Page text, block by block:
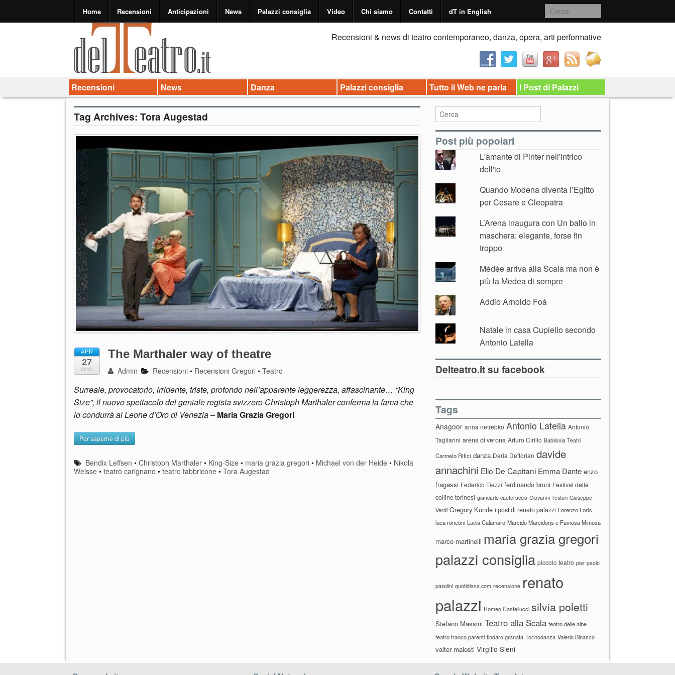
Home Recensioni Anticipazioni News Palazzi consiglia Video Chi siamo Contatti dT in English
Recensioni & news di teatro contemporaneo, danza, opera, arti performative
Recensioni News Danza Palazzi consiglia Tutto il Web ne parla I Post di Palazzi
Tag Archives: Tora Augestad
APR
27
2015
The Marthaler way of theatre
Admin Recensioni • Recensioni Gregori •Teatro
Surreale, provocatorio, irridente, triste, profondo nell’apparente leggerezza, affascinante… “King
Size”, il nuovo spettacolo del geniale regista svizzero Christoph Marthaler conferma la fama che
lo condurrà al Leone d’Oro di Venezia– Maria Grazia Gregori
Per saperne di più
Bendix Leffsen •Christoph Marthaler • King-Size • maria grazia gregori • Michael von der Heide • Nikola
Weisse • teatro carignano • teatro fabbricone • Tora Augestad
Post più popolari
L'amante di Pinter nell'intrico
dell'io
Quando Modena diventa l’Egitto
per Cesare e Cleopatra
L’Arena inaugura con Un ballo in
maschera: elegante, forse fin
troppo
Médée arriva alla Scala ma non è
più la Medea di sempre
Addio Arnoldo Foà
Natale in casa Cupiello secondo
Antonio Latella
Delteatro.it su facebook
Tags
Anagoor anna netrebko Antonio Latella Antonio
Tagliarini arena di verona Arturo Cirillo Babilonia Teatri
Carmelo Rifici danza Daria Deflorian davide
annachini Elio De Capitani Emma Dante enzo
fragassi Federico Tiezzi ferdinando bruni Festival delle
colline torinesi giancarlo cauteruccio Giovanni Testori Giuseppe
Verdi Gregory Kunde i post di renato palazzi Lorenzo Loris
luca ronconi Lucia Calamaro Marcido Marcidorjs e Famosa Mimosa
marco martinelli maria grazia gregori
palazzi consiglia piccolo teatro pier paolo
pasolini quotidiana.com recensione renato
palazzi Romeo Castellucci silvia poletti
Stefano Massini Teatro alla Scala teatro delle albe
teatro franco parenti tindaro granata Torinodanza Valerio Binasco
valter malosti Virgilio Sieni